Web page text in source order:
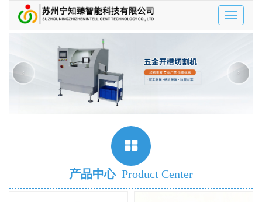
Toggle
‹ ›
产品中心 Product Center